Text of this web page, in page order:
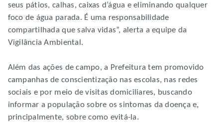
seus pátios, calhas, caixas d’água e eliminando qualquer
foco de água parada. É uma responsabilidade
compartilhada que salva vidas”, alerta a equipe da
Vigilância Ambiental.
Além das ações de campo, a Prefeitura tem promovido
campanhas de conscientização nas escolas, nas redes
sociais e por meio de visitas domiciliares, buscando
informar a população sobre os sintomas da doença e,
principalmente, sobre como evitá-la.